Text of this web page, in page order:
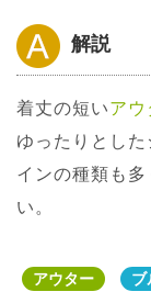
解説
着丈の短いアウ
ゆったりとし
インの種類も
い。
アウター ブ